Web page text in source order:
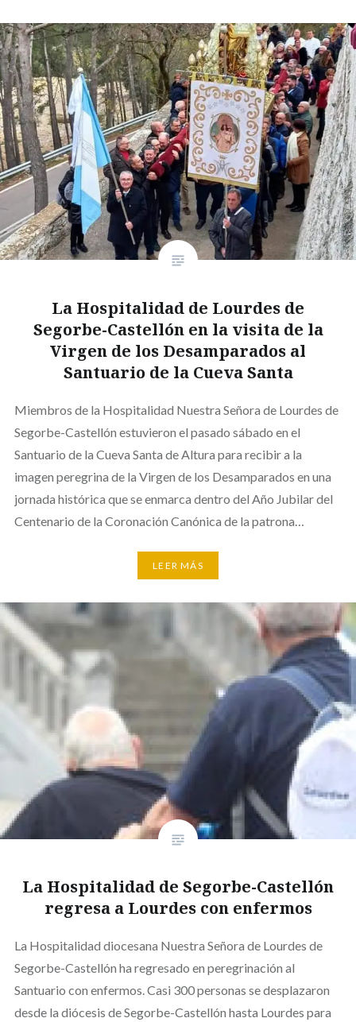
La Hospitalidad de Lourdes de
Segorbe-Castellón en la visita de la
Virgen de los Desamparados al
Santuario de la Cueva Santa
Miembros de la Hospitalidad Nuestra Señora de Lourdes de
Segorbe-Castellón estuvieron el pasado sábado en el
Santuario de la Cueva Santa de Altura para recibir a la
imagen peregrina de la Virgen de los Desamparados en una
jornada histórica que se enmarca dentro del Año Jubilar del
Centenario de la Coronación Canónica de la patrona…
LEER MÁS
La Hospitalidad de Segorbe-Castellón
regresa a Lourdes con enfermos
La Hospitalidad diocesana Nuestra Señora de Lourdes de
Segorbe-Castellón ha regresado en peregrinación al
Santuario con enfermos. Casi 300 personas se desplazaron
desde la diócesis de Segorbe-Castellón hasta Lourdes para